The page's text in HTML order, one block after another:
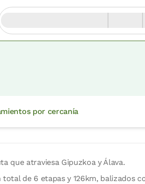
por cercanía
que atraviesa Gipuzkoa y Álava.
total de 6 etapas y 126km, balizados